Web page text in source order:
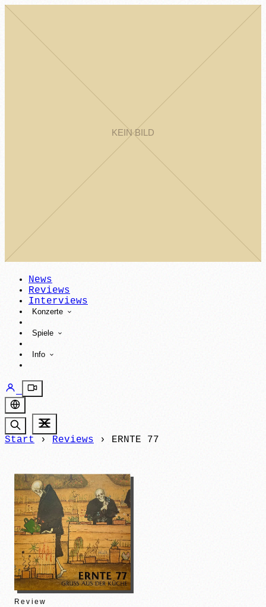
News
Reviews
Interviews
Konzerte
Spiele
Info
Start › Reviews › ERNTE 77
Review